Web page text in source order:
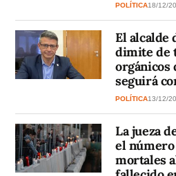
POLÍTICA18/12/
El alcalde
dimite de
orgánicos
seguirá
POLÍTICA13/12/
La jueza
el
mortales